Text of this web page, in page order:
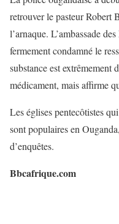
retrouver le pasteur Robert
l’arnaque. L’ambassade
fermement condamné le
substance est extrêmement
médicament, mais affirme
Les églises pentecôtistes
sont populaires en
d’enquêtes.
Bbcafrique.com